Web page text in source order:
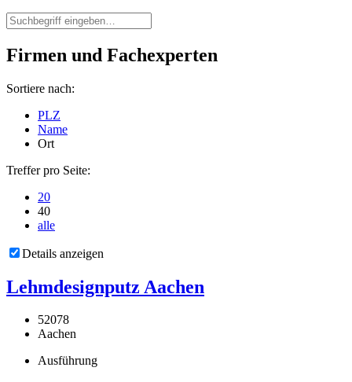
Firmen und Fachexperten
Sortiere nach:
PLZ
Name
Ort
Treffer pro Seite:
20
40
alle
Details anzeigen
Lehmdesignputz Aachen
52078
Aachen
Ausführung